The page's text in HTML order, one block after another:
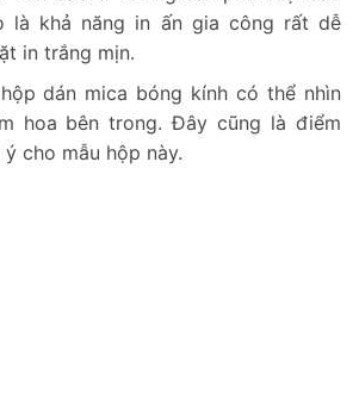
là khả năng in ấn gia công rất dễ
in trắng mịn.
dán mica bóng kính có thể nhìn
hoa bên trong. Đây cũng là điểm
cho mẫu hộp này.